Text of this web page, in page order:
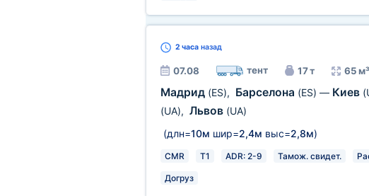
2 часаназад
07.08 тент 17 т 65 м³
Мадрид (ES), Барселона (ES) — Киев
(UA), Львов (UA)
(длн=10м шир=2,4м выс=2,8м)
CMR T1 ADR: 2-9 Тамож. свидет.
Догруз